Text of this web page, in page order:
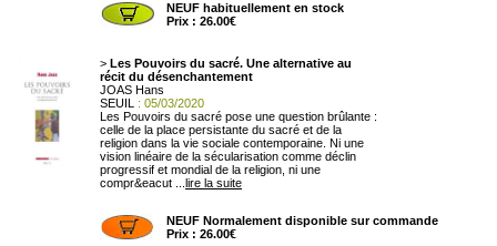
NEUF habituellement en stock
Prix : 26.00€
> Les Pouvoirs du sacré. Une alternative au
récit du désenchantement
JOAS Hans
SEUIL
: 05/03/2020
Les Pouvoirs du sacré pose une question brûlante :
celle de la place persistante du sacré et de la
religion dans la vie sociale contemporaine. Ni une
vision linéaire de la sécularisation comme déclin
progressif et mondial de la religion, ni une
compr&eacut ... lire la suite
NEUF Normalement disponible sur commande
Prix : 26.00€